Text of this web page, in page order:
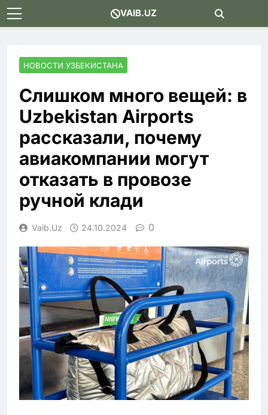
Skip
to
VAIB.UZ
НОВОСТИ УЗБЕКИСТАНА
Слишком много вещей: в
Uzbekistan Airports
рассказали, почему
авиакомпании могут
отказать в провозе
ручной клади
Vaib.uz 24.10.2024 0